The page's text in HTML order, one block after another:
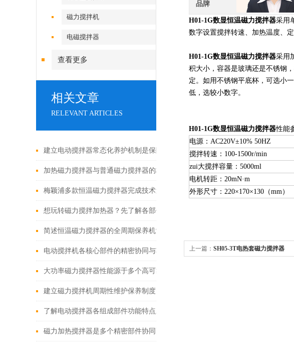
磁力搅拌机
电磁搅拌器
查看更多
相关文章
RELEVANT ARTICLES
建立电动搅拌器常态化养护机制是保障实验与生产工作有序推进的关键
加热磁力搅拌器与普通磁力搅拌器的核心差异及应用优势
梅颖浦多款恒温磁力搅拌器完成技术迭代 数字化操控全面升级
想玩转磁力搅拌加热器？先了解各部件功能特点再说！
简述恒温磁力搅拌器的全周期保养机制
电动搅拌机各核心部件的精密协同与功能优化分享
大功率磁力搅拌器性能源于多个高可靠性功能模块的精密协同
建立磁力搅拌机周期性维护保养制度的重要性分享
了解电动搅拌器各组成部件功能特点才能更好的使用它
磁力加热搅拌器是多个精密部件协同配合的智慧结晶
品牌 梅颖浦
H01-1G数显恒温磁力搅拌器采用
数字设置搅拌转速、加热温度、
H01-1G数显恒温磁力搅拌器采用
积大小，容器是玻璃还是不锈钢
定。如用不锈钢平底杯，可选小
低，选较小数字。
H01-1G数显恒温磁力搅拌器性能
电源：AC220V±10% 50HZ
搅拌转速：100-1500r/min
zui大搅拌容量：5000ml
电机转距：20mN·m
外形尺寸：220×170×130（mm）
上一篇： SH05-3T电热套磁力搅拌器